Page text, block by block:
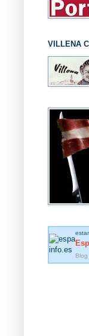
VILLENA